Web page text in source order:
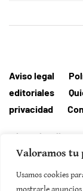
Valoramos tu
Usamos cookies
Aviso legal
editoriales
privacidad
Editorial